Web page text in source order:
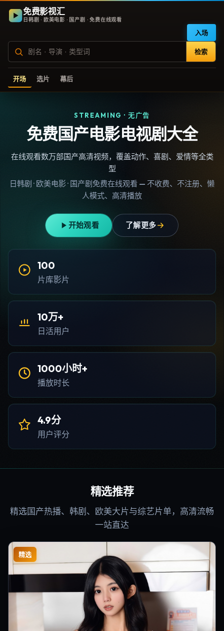
免费影视汇
日韩剧 · 欧美电影 · 国产剧 · 免费在线观看
检索
入场
开场 选片 幕后
STREAMING · 无广告
免费国产电影电视剧大全
在线观看数万部国产高清视频，覆盖动作、喜剧、爱情等全类
型
日韩剧 · 欧美电影 · 国产剧免费在线观看 — 不收费、不注册、懒
人模式、高清播放
开始观看 了解更多
100
片库影片
10万+
日活用户
1000小时+
播放时长
4.9分
用户评分
精选推荐
精选国产热播、韩剧、欧美大片与综艺片单，高清流畅
一站直达
精选